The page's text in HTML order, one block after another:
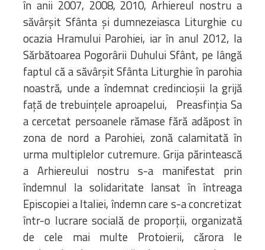
în anii 2007, 2008, 2010, Arhiereul nostru a
săvârșit Sfânta și dumnezeiasca Liturghie cu
ocazia Hramului Parohiei, iar în anul 2012, la
Sărbătoarea Pogorârii Duhului Sfânt, pe lângă
faptul că a săvârșit Sfânta Liturghie în parohia
noastră, unde a îndemnat credincioșii la grijă
față de trebuințele aproapelui, Preasfinția Sa
a cercetat persoanele rămase fără adăpost în
zona de nord a Parohiei, zonă calamitată în
urma multiplelor cutremure. Grija părintească
a Arhiereului nostru s-a manifestat prin
îndemnul la solidaritate lansat în întreaga
Episcopiei a Italiei, îndemn care s-a concretizat
într-o lucrare socială de proporții, organizată
de cele mai multe Protoierii, cărora le